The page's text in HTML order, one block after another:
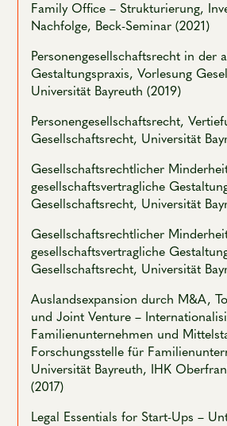
Family Office – Strukturierung,
Nachfolge, Beck-Seminar (2021)
Personengesellschaftsrecht in der
Gestaltungspraxis, Vorlesung
Universität Bayreuth (2019)
Personengesellschaftsrecht,
Gesellschaftsrecht, Universität
Gesellschaftsrechtlicher
gesellschaftsvertragliche
Gesellschaftsrecht, Universität
Gesellschaftsrechtlicher
gesellschaftsvertragliche
Gesellschaftsrecht, Universität
Auslandsexpansion durch M&A,
und Joint Venture –
Familienunternehmen und
Forschungsstelle für
Universität Bayreuth, IHK
(2017)
Legal Essentials for Start-Ups –